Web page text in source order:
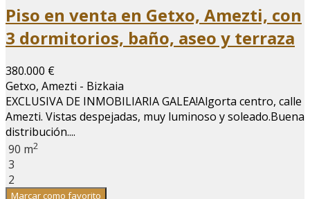
Piso en venta en Getxo, Amezti, con
3 dormitorios, baño, aseo y terraza
380.000 €
Getxo, Amezti - Bizkaia
EXCLUSIVA DE INMOBILIARIA GALEA!Algorta centro, calle
Amezti. Vistas despejadas, muy luminoso y soleado.Buena
distribución....
90 m2
3
2
Marcar como favorito